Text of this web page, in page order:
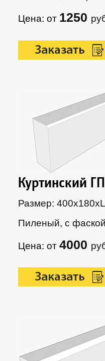
Цена: от 1250
Куртинский
Размер:
Пиленый, с фаской
Цена: от4000